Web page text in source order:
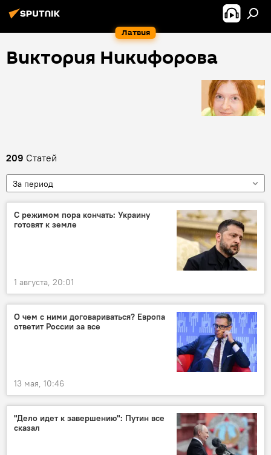
Латвия
Виктория Никифорова
209 Статей
За период
С режимом пора кончать: Украину
готовят к земле
1 августа, 20:01
О чем с ними договариваться? Европа
ответит России за все
13 мая, 10:46
"Дело идет к завершению": Путин все
сказал